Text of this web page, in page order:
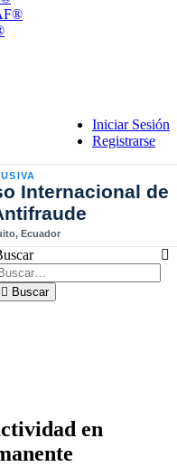
Iniciar Sesión
Registrarse
Internacional de
Ecuador
Buscar
en